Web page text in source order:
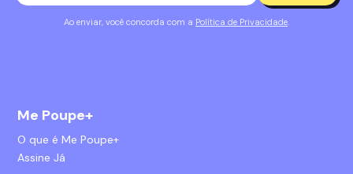
Ao enviar, você concorda com a Política de Privacidade.
Me Poupe+
O que é Me Poupe+
Assine Já